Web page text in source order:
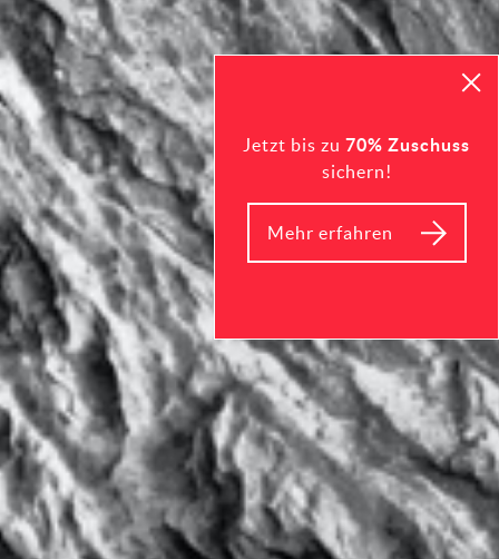
Jetzt bis zu 70% Zuschuss
sichern!
Mehr erfahren